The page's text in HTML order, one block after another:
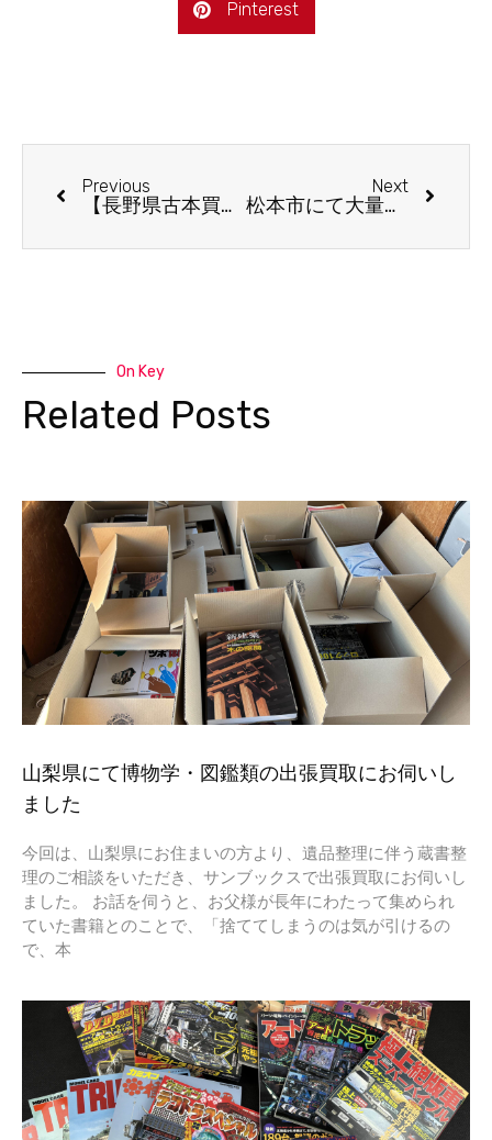
Pinterest
Previous
【長野県古本買取事例】新編日本古典文学全集の不揃い本/文庫版漫画本全巻セットなど出張買取
Next
松本市にて大量の古本出張買取
On Key
Related Posts
山梨県にて博物学・図鑑類の出張買取にお伺いし
ました
今回は、山梨県にお住まいの方より、遺品整理に伴う蔵書整
理のご相談をいただき、サンブックスで出張買取にお伺いし
ました。 お話を伺うと、お父様が長年にわたって集められ
ていた書籍とのことで、「捨ててしまうのは気が引けるの
で、本